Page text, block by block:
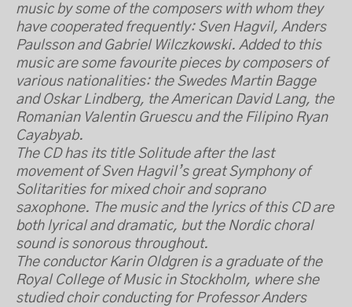
music by some of the composers with whom they
have cooperated frequently: Sven Hagvil, Anders
Paulsson and Gabriel Wilczkowski. Added to this
music are some favourite pieces by composers of
various nationalities: the Swedes Martin Bagge
and Oskar Lindberg, the American David Lang, the
Romanian Valentin Gruescu and the Filipino Ryan
Cayabyab.
The CD has its title Solitude after the last
movement of Sven Hagvil’s great Symphony of
Solitarities for mixed choir and soprano
saxophone. The music and the lyrics of this CD are
both lyrical and dramatic, but the Nordic choral
sound is sonorous throughout.
The conductor Karin Oldgren is a graduate of the
Royal College of Music in Stockholm, where she
studied choir conducting for Professor Anders